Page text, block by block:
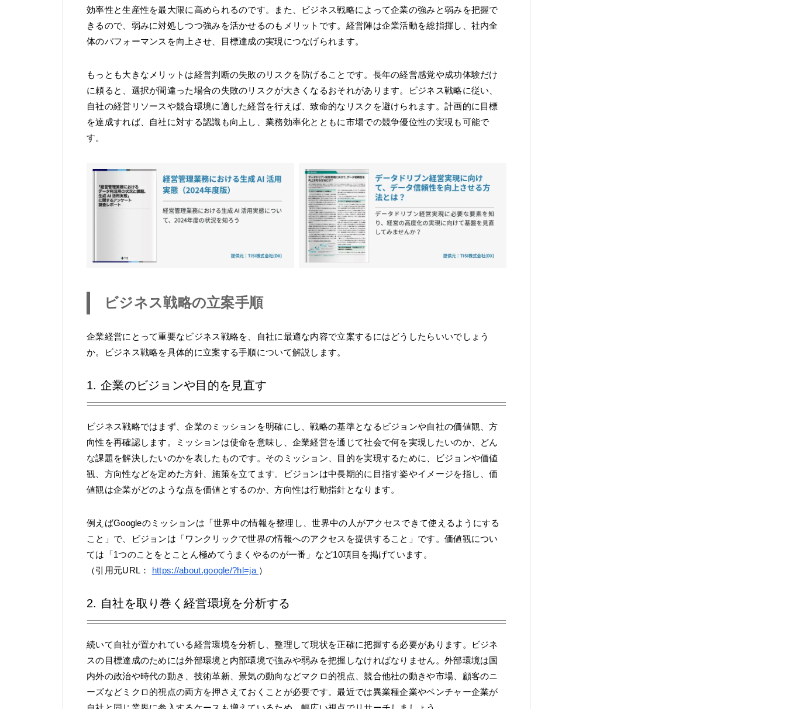
効率性と生産性を最大限に高められるのです。また、ビジネス戦略によって企業の強みと弱みを把握で
きるので、弱みに対処しつつ強みを活かせるのもメリットです。経営陣は企業活動を総指揮し、社内全
体のパフォーマンスを向上させ、目標達成の実現につなげられます。
もっとも大きなメリットは経営判断の失敗のリスクを防げることです。長年の経営感覚や成功体験だけ
に頼ると、選択が間違った場合の失敗のリスクが大きくなるおそれがあります。ビジネス戦略に従い、
自社の経営リソースや競合環境に適した経営を行えば、致命的なリスクを避けられます。計画的に目標
を達成すれば、自社に対する認識も向上し、業務効率化とともに市場での競争優位性の実現も可能で
す。
ビジネス戦略の立案手順
企業経営にとって重要なビジネス戦略を、自社に最適な内容で立案するにはどうしたらいいでしょう
か。ビジネス戦略を具体的に立案する手順について解説します。
1. 企業のビジョンや目的を見直す
ビジネス戦略ではまず、企業のミッションを明確にし、戦略の基準となるビジョンや自社の価値観、方
向性を再確認します。ミッションは使命を意味し、企業経営を通じて社会で何を実現したいのか、どん
な課題を解決したいのかを表したものです。そのミッション、目的を実現するために、ビジョンや価値
観、方向性などを定めた方針、施策を立てます。ビジョンは中長期的に目指す姿やイメージを指し、価
値観は企業がどのような点を価値とするのか、方向性は行動指針となります。
例えばGoogleのミッションは「世界中の情報を整理し、世界中の人がアクセスできて使えるようにする
こと」で、ビジョンは「ワンクリックで世界の情報へのアクセスを提供すること」です。価値観につい
ては「1つのことをとことん極めてうまくやるのが一番」など10項目を掲げています。
（引用元URL： https://about.google/?hl=ja ）
2. 自社を取り巻く経営環境を分析する
続いて自社が置かれている経営環境を分析し、整理して現状を正確に把握する必要があります。ビジネ
スの目標達成のためには外部環境と内部環境で強みや弱みを把握しなければなりません。外部環境は国
内外の政治や時代の動き、技術革新、景気の動向などマクロ的視点、競合他社の動きや市場、顧客のニ
ーズなどミクロ的視点の両方を押さえておくことが必要です。最近では異業種企業やベンチャー企業が